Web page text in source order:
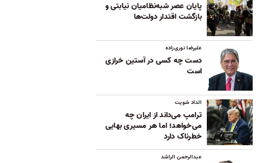
پایان عصر شبه‌نظامیان نیابتی و
بازگشت اقتدار دولت‌ها
علیرضا نوری‌زاده
دست چه کسی در آستین خرازی
است
الداد شویت
ترامپ می‌داند از ایران چه
می‌خواهد؛ اما هر مسیری بهایی
خطرناک دارد
عبدالرحمن الراشد